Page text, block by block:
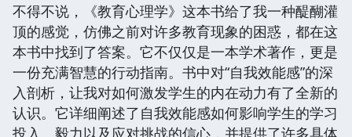
不得不说，《教育心理学》这本书给了我一种醍醐灌
顶的感觉，仿佛之前对许多教育现象的困惑，都在这
本书中找到了答案。它不仅仅是一本学术著作，更是
一份充满智慧的行动指南。书中对“自我效能感”的深
入剖析，让我对如何激发学生的内在动力有了全新的
认识。它详细阐述了自我效能感如何影响学生的学习
投入、毅力以及应对挑战的信心，并提供了许多具体